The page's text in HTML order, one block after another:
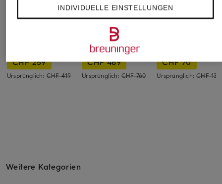
CHF 259
Ursprünglich: CHF 419
Wollmantel GRACE
CHF 469
Ursprünglich: CHF 760
CHF 70
Ursprünglich:CHF 139
Weitere Kategorien
INDIVIDUELLE EINSTELLUNGEN